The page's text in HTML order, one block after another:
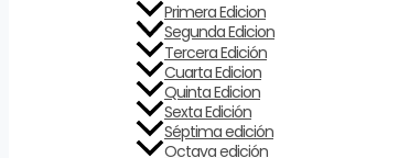
Primera Edicion
Segunda Edicion
Tercera Edición
Cuarta Edicion
Quinta Edicion
Sexta Edición
Séptima edición
Octava edición